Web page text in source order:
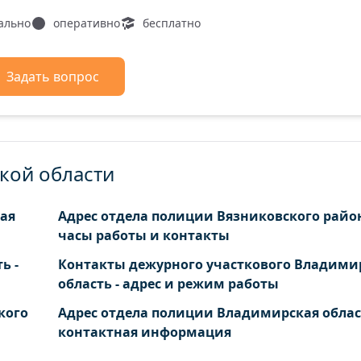
Якушиха деревня
оперативно бесплатно
Задать вопрос
области
Адрес отдела полиции Вязниковского
часы работы и контакты
-
Контакты дежурного участкового
область - адрес и режим работы
Адрес отдела полиции Владимирская
контактная информация